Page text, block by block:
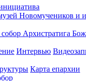
Интервью
Карта епархии